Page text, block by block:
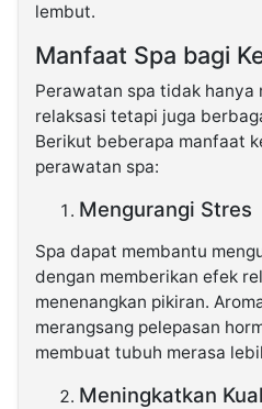
lembut.
Manfaat Spa bagi
Perawatan spa tidak hanya
relaksasi tetapi juga
Berikut beberapa manfaat
perawatan spa:
Mengurangi Stres
Spa dapat membantu
dengan memberikan efek
menenangkan pikiran.
merangsang pelepasan
membuat tubuh merasa
Meningkatkan